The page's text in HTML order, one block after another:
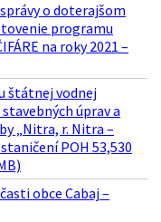
o doterajšom
programu
na roky 2021 –
štátnej vodnej
úprav a
„Nitra, r. Nitra –
POH 53,530
obce Cabaj –